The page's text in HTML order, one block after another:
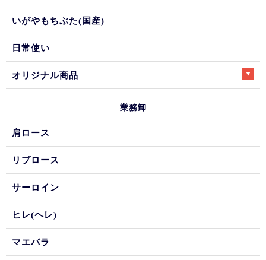
いがやもちぶた(国産)
日常使い
オリジナル商品
業務卸
肩ロース
リブロース
サーロイン
ヒレ(ヘレ)
マエバラ